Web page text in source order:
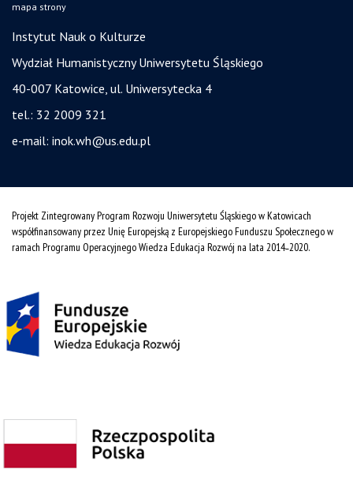
mapa strony
Instytut Nauk o Kulturze
Wydział Humanistyczny Uniwersytetu Śląskiego
40-007 Katowice, ul. Uniwersytecka 4
tel.: 32 2009 321
e-mail: inok.wh@us.edu.pl
Projekt Zintegrowany Program Rozwoju Uniwersytetu Śląskiego w Katowicach
współfinansowany przez Unię Europejską z Europejskiego Funduszu Społecznego w
ramach Programu Operacyjnego Wiedza Edukacja Rozwój na lata 2014˗2020.